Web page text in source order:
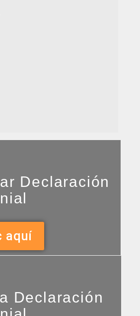
Declaración
aquí
Declaración